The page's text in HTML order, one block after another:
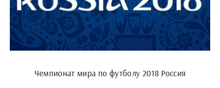
Чемпионат мира по футболу 2018 Россия